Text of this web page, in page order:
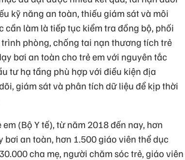
kỹ năng an toàn, thiếu giám sát và môi
cần làm là tiếp tục kiểm tra đồng bộ, phối
phòng, chống tai nạn thương tích trẻ
bơi an toàn cho trẻ em với nguyên tắc
tư hạ tầng phù hợp với điều kiện địa
giám sát và phân tích dữ liệu để kịp thời
(Bộ Y tế), từ năm 2018 đến nay, hơn
bơi an toàn, hơn 1.500 giáo viên thể dục
cha mẹ, người chăm sóc trẻ, giáo viên